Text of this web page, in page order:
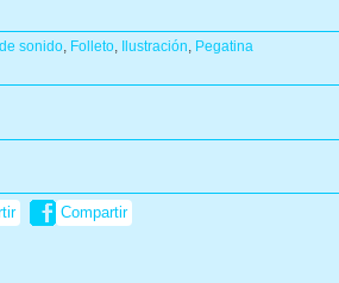
sonido Folleto Ilustración
Pegatina
Compartir